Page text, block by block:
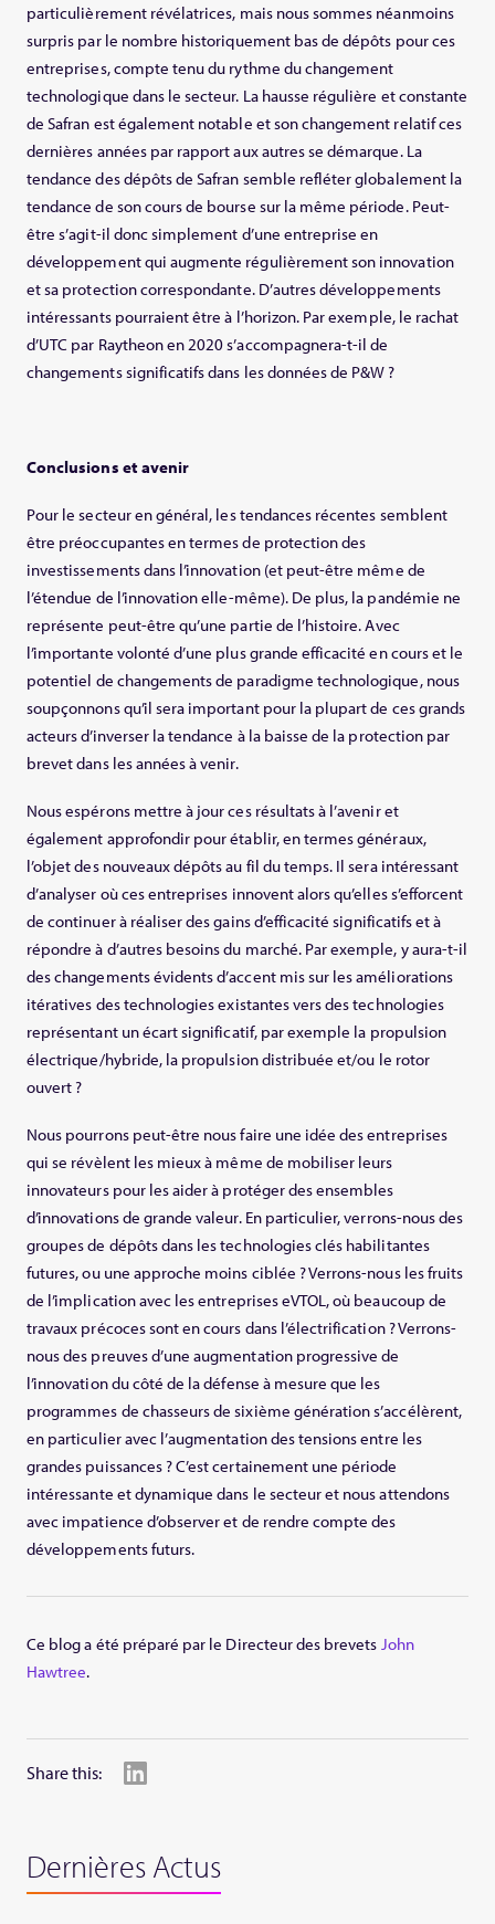
particulièrement révélatrices, mais nous sommes néanmoins
surpris par le nombre historiquement bas de dépôts pour ces
entreprises, compte tenu du rythme du changement
technologique dans le secteur. La hausse régulière et constante
de Safran est également notable et son changement relatif ces
dernières années par rapport aux autres se démarque. La
tendance des dépôts de Safran semble refléter globalement la
tendance de son cours de bourse sur la même période. Peut-
être s’agit-il donc simplement d’une entreprise en
développement qui augmente régulièrement son innovation
et sa protection correspondante. D’autres développements
intéressants pourraient être à l’horizon. Par exemple, le rachat
d’UTC par Raytheon en 2020 s’accompagnera-t-il de
changements significatifs dans les données de P&W ?
Conclusions et avenir
Pour le secteur en général, les tendances récentes semblent
être préoccupantes en termes de protection des
investissements dans l’innovation (et peut-être même de
l’étendue de l’innovation elle-même). De plus, la pandémie ne
représente peut-être qu’une partie de l’histoire. Avec
l’importante volonté d’une plus grande efficacité en cours et le
potentiel de changements de paradigme technologique, nous
soupçonnons qu’il sera important pour la plupart de ces grands
acteurs d’inverser la tendance à la baisse de la protection par
brevet dans les années à venir.
Nous espérons mettre à jour ces résultats à l’avenir et
également approfondir pour établir, en termes généraux,
l’objet des nouveaux dépôts au fil du temps. Il sera intéressant
d’analyser où ces entreprises innovent alors qu’elles s’efforcent
de continuer à réaliser des gains d’efficacité significatifs et à
répondre à d’autres besoins du marché. Par exemple, y aura-t-il
des changements évidents d’accent mis sur les améliorations
itératives des technologies existantes vers des technologies
représentant un écart significatif, par exemple la propulsion
électrique/hybride, la propulsion distribuée et/ou le rotor
ouvert ?
Nous pourrons peut-être nous faire une idée des entreprises
qui se révèlent les mieux à même de mobiliser leurs
innovateurs pour les aider à protéger des ensembles
d’innovations de grande valeur. En particulier, verrons-nous des
groupes de dépôts dans les technologies clés habilitantes
futures, ou une approche moins ciblée ? Verrons-nous les fruits
de l’implication avec les entreprises eVTOL, où beaucoup de
travaux précoces sont en cours dans l’électrification ? Verrons-
nous des preuves d’une augmentation progressive de
l’innovation du côté de la défense à mesure que les
programmes de chasseurs de sixième génération s’accélèrent,
en particulier avec l’augmentation des tensions entre les
grandes puissances ? C’est certainement une période
intéressante et dynamique dans le secteur et nous attendons
avec impatience d’observer et de rendre compte des
développements futurs.
Ce blog a été préparé par le Directeur des brevets John
Hawtree.
Share this:
Dernières Actus